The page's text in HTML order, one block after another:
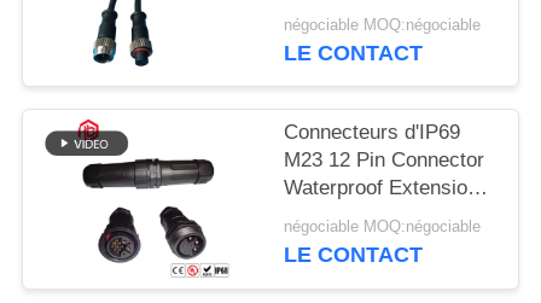
poussière de
connecteur circulaire
négociable MOQ:négociable
LE CONTACT
Connecteurs d'IP69
M23 12 Pin Connector
Waterproof Extension
Cord
négociable MOQ:négociable
LE CONTACT